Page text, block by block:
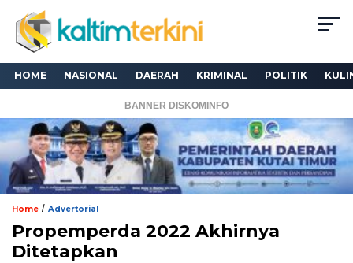
HOME NASIONAL DAERAH KRIMINAL POLITIK
BANNER DISKOMINFO
Home / Advertorial
Propemperda 2022 Akhirnya
Ditetapkan